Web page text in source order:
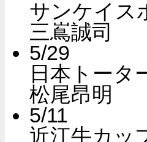
サンケイス
三嶌誠司
5/29
日本トータ
松尾昂明
5/11
近江牛カッ